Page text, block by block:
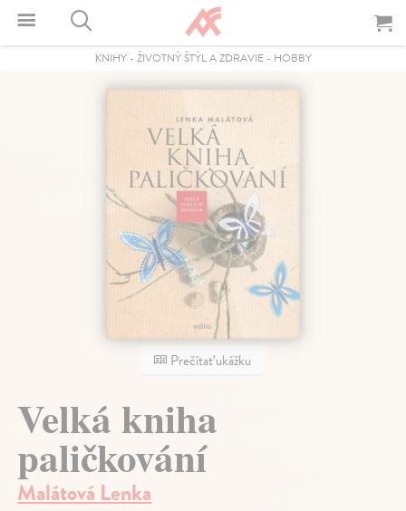
KNIHY- ŽIVOTNÝ ŠTÝL A ZDRAVIE- HOBBY
Prečítať ukážku
Velká kniha
paličkování
Malátová Lenka